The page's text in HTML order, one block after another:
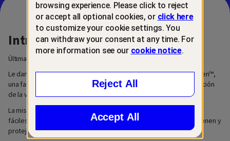
Introducción
Última actualización: 6 de marzo de 2026
Le damos la bienvenida a nuestro centro de privacidad. Somos Gen™,
una familia de marcas de confianza creadas para la nueva generación
de la vida digital.
La misión de Gen es crear soluciones tecnológicas innovadoras y
fáciles de usar que permitan que las personas desarrollen, gestionen y
protejan sus vidas digitales y financieras.
browsing experience. Please click to reject
or accept all optional cookies, or click here
to customize your cookie settings. You
can withdraw your consent at any time. For
more information see our cookie notice.
Reject All
Accept All